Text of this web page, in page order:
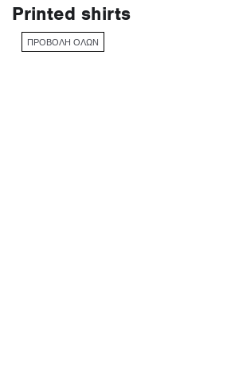
Printed shirts
ΠΡΟΒΟΛΉ ΌΛΩΝ